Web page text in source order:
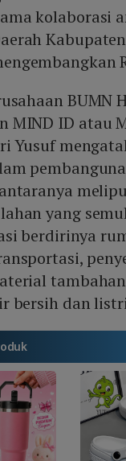
kolaborasi
BUMN
MIND ID atau
Yusuf
yang
berdirinya
bersih dan